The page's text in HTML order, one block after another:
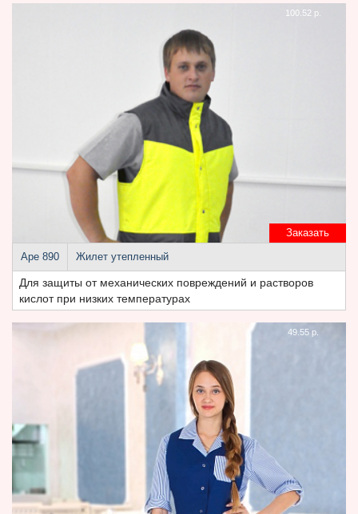
Заказать
100.52 р.
Аре 890 Жилет утепленный
Для защиты от механических повреждений и растворов
кислот при низких температурах
49.55 р.